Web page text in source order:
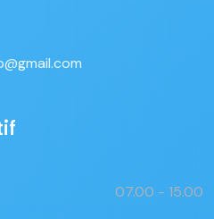
07.00 - 15.00